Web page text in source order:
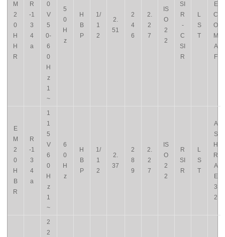
M
2
0
H
H
R
R
-1
3
4
a
0
V
5
0-
6
0
H
z
1
~
5
0
H
z
H
B
P
1/
1
2
2.
51
2
4
6
2.
2
7
IS
O
2
2
SI
R
-
C
SI
R
L
S
T
E
C
O
M
A
F
E
M
2
0
H
B
R
R
-1
3
4
a
1
1
5
V
6
0
H
z
1
~
6
0
H
z
H
B
P
1/
1
2
2.
37
2
8
9
2.
2
7
IS
O
2
2
R
SI
R
L
S
T
A
S
H
R
A
E
3
2
2
2